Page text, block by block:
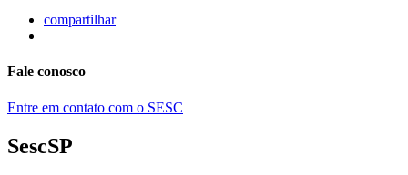
compartilhar
Fale conosco
Entre em contato com o SESC
SescSP